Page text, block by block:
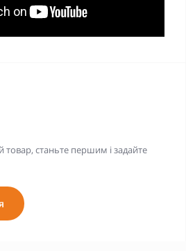
станьте першим і задайте